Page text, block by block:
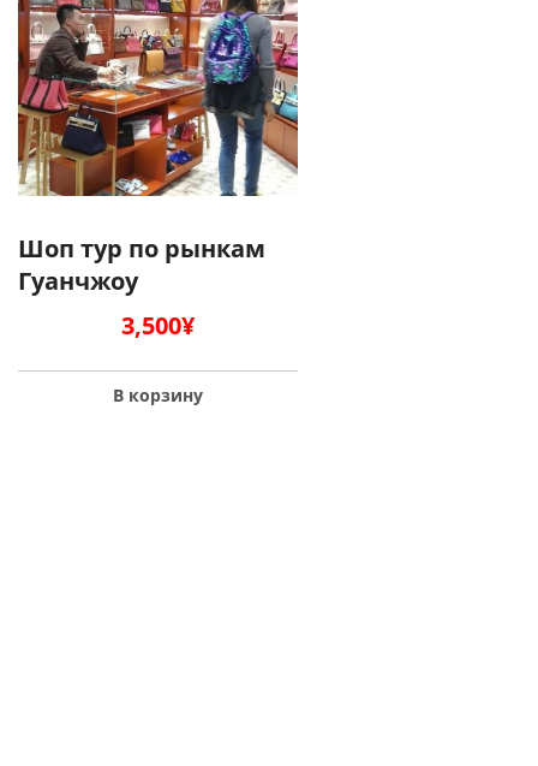
Шоп тур по рынкам
Гуанчжоу
3,500¥
В корзину